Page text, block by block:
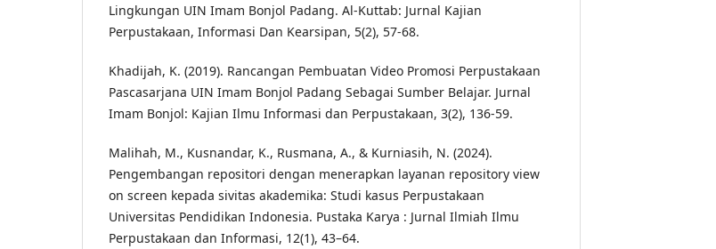
Lingkungan UIN Imam Bonjol Padang. Al-Kuttab: Jurnal Kajian
Perpustakaan, Informasi Dan Kearsipan, 5(2), 57-68.
Khadijah, K. (2019). Rancangan Pembuatan Video Promosi Perpustakaan
Pascasarjana UIN Imam Bonjol Padang Sebagai Sumber Belajar. Jurnal
Imam Bonjol: Kajian Ilmu Informasi dan Perpustakaan, 3(2), 136-59.
Malihah, M., Kusnandar, K., Rusmana, A., & Kurniasih, N. (2024).
Pengembangan repositori dengan menerapkan layanan repository view
on screen kepada sivitas akademika: Studi kasus Perpustakaan
Universitas Pendidikan Indonesia. Pustaka Karya : Jurnal Ilmiah Ilmu
Perpustakaan dan Informasi, 12(1), 43–64.